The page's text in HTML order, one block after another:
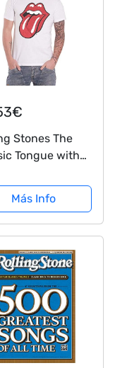
Stones The
Tongue with
Blanco,
Hombre
Más Info